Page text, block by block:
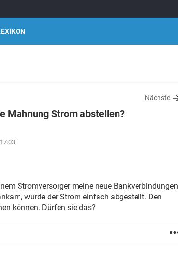
Nächste
Mahnung Strom abstellen?
Stromversorger meine neue Bankverbindungen
wurde der Strom einfach abgestellt. Den
können. Dürfen sie das?